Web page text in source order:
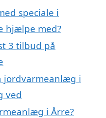
speciale i
hjælpe med?
3 tilbud på
jordvarmeanlæg i
ved
i Årre?